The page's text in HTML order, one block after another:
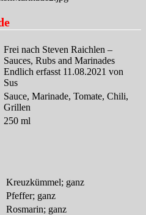
Frei nach Steven Raichlen –
Sauces, Rubs and Marinades
Endlich erfasst 11.08.2021 von
Sus
Sauce, Marinade, Tomate, Chili,
Grillen
250 ml
Kreuzkümmel; ganz
Pfeffer; ganz
Rosmarin; ganz